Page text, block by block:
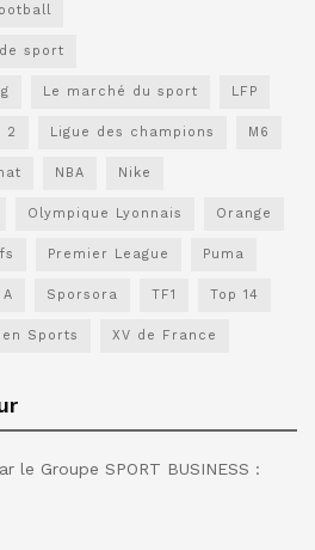
sport
Le marché du sport LFP
2 Ligue des champions M6
NBA Nike
Olympique Lyonnais Orange
Premier League Puma
Sporsora TF1 Top 14
Sports XV de France
le Groupe SPORT BUSINESS :